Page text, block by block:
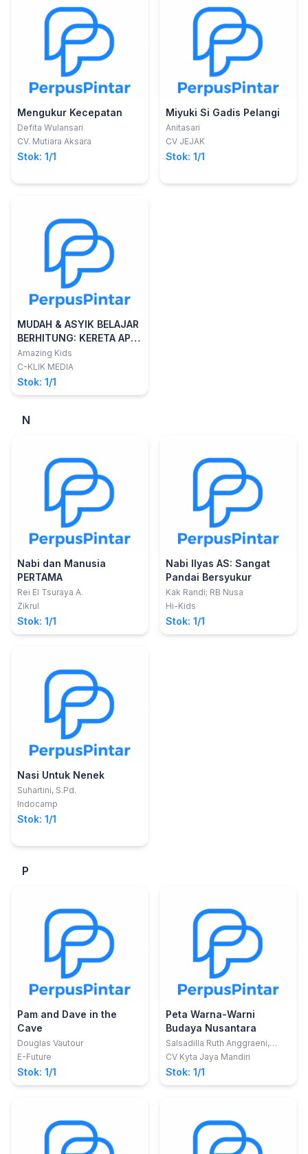
Mengukur Kecepatan
Defita Wulansari
CV. Mutiara Aksara
Stok: 1/1
Miyuki Si Gadis Pelangi
Anitasari
CV JEJAK
Stok: 1/1
MUDAH & ASYIK BELAJAR
BERHITUNG: KERETA API
TUT..T
Amazing Kids
C-KLIK MEDIA
Stok: 1/1
N
Nabi dan Manusia
PERTAMA
Rei El Tsuraya A.
Zikrul
Stok: 1/1
Nabi Ilyas AS: Sangat
Pandai Bersyukur
Kak Randi; RB Nusa
Hi-Kids
Stok: 1/1
Nasi Untuk Nenek
Suhartini, S.Pd.
Indocamp
Stok: 1/1
P
Pam and Dave in the
Cave
Douglas Vautour
E-Future
Stok: 1/1
Peta Warna-Warni
Budaya Nusantara
Salsadilla Ruth Anggraeni,
S.Pd.
CV Kyta Jaya Mandiri
Stok: 1/1